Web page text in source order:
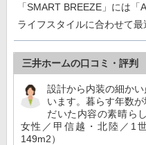
「SMART BREEZE」には「
ライフスタイルに合わせて最
三井ホームの口コミ・評判
設計から内装の細か
います。暮らす年数
だいた内容の素晴ら
女性／甲信越・北陸／1
149m2）